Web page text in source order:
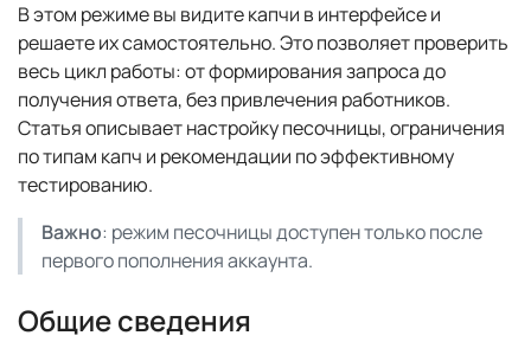
В этом режиме вы видите капчи в интерфейсе и
решаете их самостоятельно. Это позволяет проверить
весь цикл работы: от формирования запроса до
получения ответа, без привлечения работников.
Статья описывает настройку песочницы, ограничения
по типам капч и рекомендации по эффективному
тестированию.
Важно: режим песочницы доступен только после
первого пополнения аккаунта.
Общие сведения